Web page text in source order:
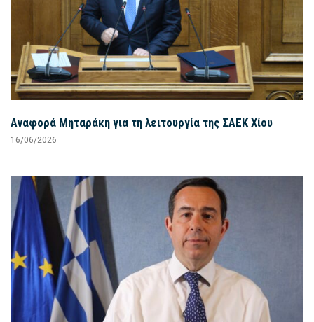
Αναφορά Μηταράκη για τη λειτουργία της ΣΑΕΚ Χίου
16/06/2026